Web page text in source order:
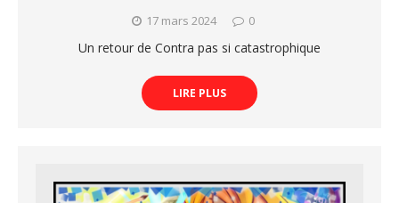
17 mars 2024 0
Un retour de Contra pas si catastrophique
LIRE PLUS